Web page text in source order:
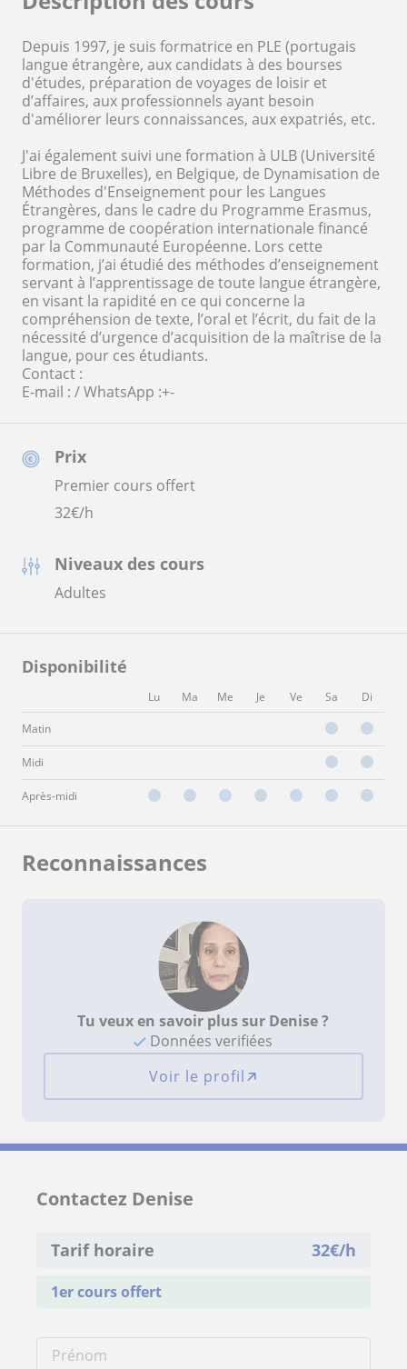
Prix
Premier cours offert
32€/h
Niveaux des cours
Adultes
Disponibilité
Lu Ma Me Je Ve Sa Di
Matin
Midi
Après-midi
Depuis 1997, je suis formatrice en PLE (portugais
langue étrangère, aux candidats à des bourses
d'études, préparation de voyages de loisir et
d’affaires, aux professionnels ayant besoin
d'améliorer leurs connaissances, aux expatriés, etc.
J'ai également suivi une formation à ULB (Université
Libre de Bruxelles), en Belgique, de Dynamisation de
Méthodes d'Enseignement pour les Langues
Étrangères, dans le cadre du Programme Erasmus,
programme de coopération internationale financé
par la Communauté Européenne. Lors cette
formation, j’ai étudié des méthodes d’enseignement
servant à l’apprentissage de toute langue étrangère,
en visant la rapidité en ce qui concerne la
compréhension de texte, l’oral et l’écrit, du fait de la
nécessité d’urgence d’acquisition de la maîtrise de la
langue, pour ces étudiants.
Contact :
E-mail : / WhatsApp :+-
Reconnaissances
Tu veux en savoir plus sur Denise ?
Données verifiées
Voir le profil
Contactez Denise
Tarif horaire 32€/h
1er cours offert